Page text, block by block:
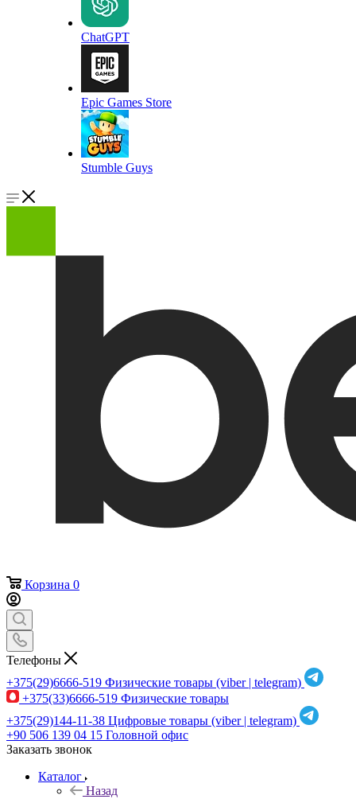
ChatGPT
Epic Games Store
Stumble Guys
Корзина 0
Телефоны
+375(29)6666-519 Физические товары (viber | telegram)
+375(33)6666-519 Физические товары
+375(29)144-11-38 Цифровые товары (viber | telegram)
+90 506 139 04 15 Головной офис
Заказать звонок
Каталог
Назад